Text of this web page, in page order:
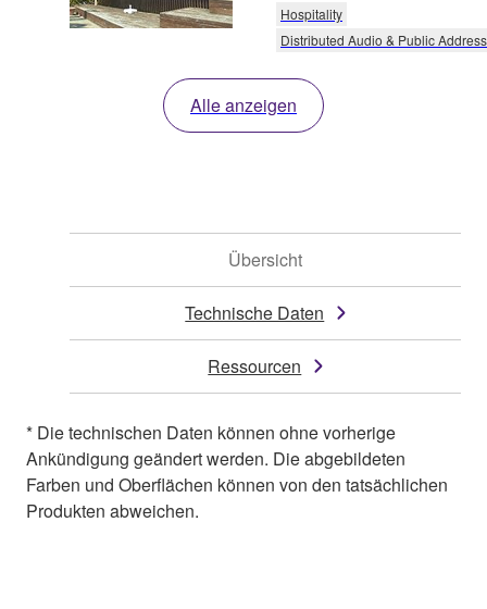
Hospitality
Distributed Audio & Public Address
Alle anzeigen
Übersicht
Technische Daten
Ressourcen
* Die technischen Daten können ohne vorherige
Ankündigung geändert werden. Die abgebildeten
Farben und Oberflächen können von den tatsächlichen
Produkten abweichen.